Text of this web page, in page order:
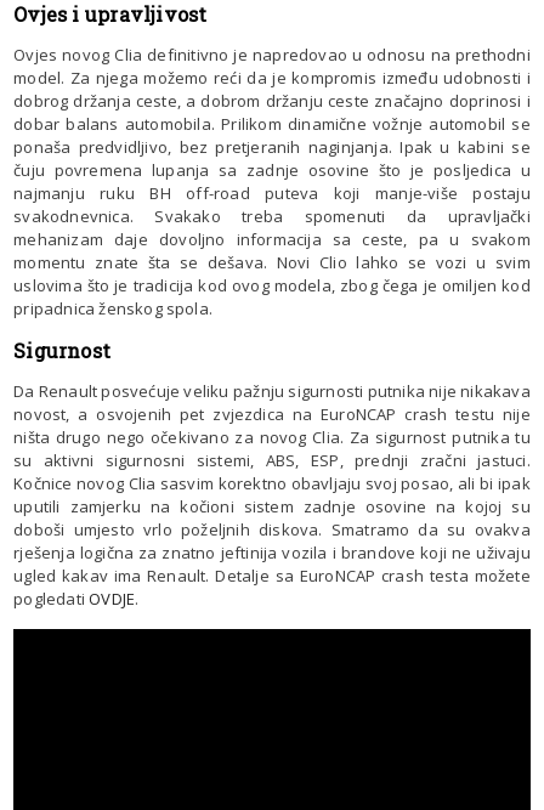
Ovjes i upravljivost
Ovjes novog Clia definitivno je napredovao u odnosu na prethodni
model. Za njega možemo reći da je kompromis između udobnosti i
dobrog držanja ceste, a dobrom držanju ceste značajno doprinosi i
dobar balans automobila. Prilikom dinamične vožnje automobil se
ponaša predvidljivo, bez pretjeranih naginjanja. Ipak u kabini se
čuju povremena lupanja sa zadnje osovine što je posljedica u
najmanju ruku BH off-road puteva koji manje-više postaju
svakodnevnica. Svakako treba spomenuti da upravljački
mehanizam daje dovoljno informacija sa ceste, pa u svakom
momentu znate šta se dešava. Novi Clio lahko se vozi u svim
uslovima što je tradicija kod ovog modela, zbog čega je omiljen kod
pripadnica ženskog spola.
Sigurnost
Da Renault posvećuje veliku pažnju sigurnosti putnika nije nikakava
novost, a osvojenih pet zvjezdica na EuroNCAP crash testu nije
ništa drugo nego očekivano za novog Clia. Za sigurnost putnika tu
su aktivni sigurnosni sistemi, ABS, ESP, prednji zračni jastuci.
Kočnice novog Clia sasvim korektno obavljaju svoj posao, ali bi ipak
uputili zamjerku na kočioni sistem zadnje osovine na kojoj su
doboši umjesto vrlo poželjnih diskova. Smatramo da su ovakva
rješenja logična za znatno jeftinija vozila i brandove koji ne uživaju
ugled kakav ima Renault. Detalje sa EuroNCAP crash testa možete
pogledatiOVDJE.